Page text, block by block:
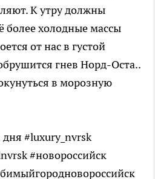
К утру должны
более холодные массы
от нас в густой
гнев Норд-Оста..
в морозную
#luxury_nvrsk
#новороссийск